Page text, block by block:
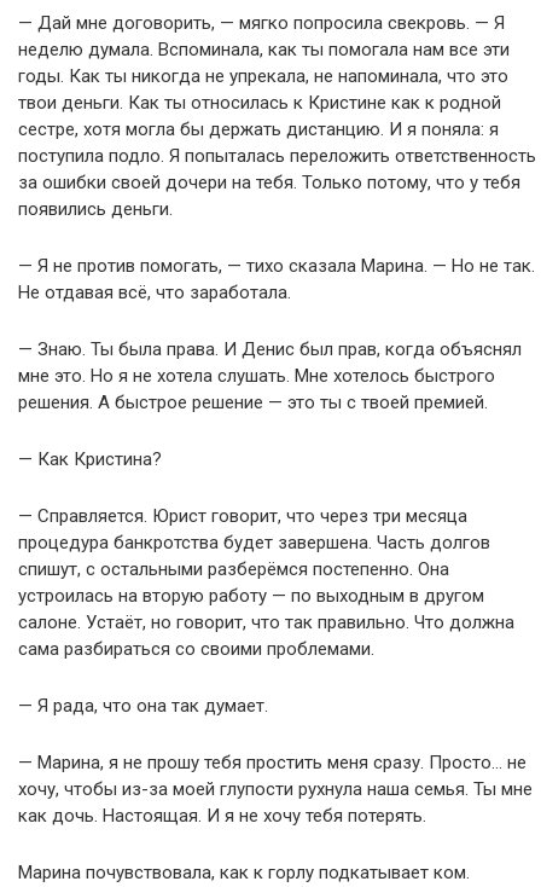
— Дай мне договорить, — мягко попросила свекровь. — Я
неделю думала. Вспоминала, как ты помогала нам все эти
годы. Как ты никогда не упрекала, не напоминала, что это
твои деньги. Как ты относилась к Кристине как к родной
сестре, хотя могла бы держать дистанцию. И я поняла: я
поступила подло. Я попыталась переложить ответственность
за ошибки своей дочери на тебя. Только потому, что у тебя
появились деньги.
— Я не против помогать, — тихо сказала Марина. — Но не так.
Не отдавая всё, что заработала.
— Знаю. Ты была права. И Денис был прав, когда объяснял
мне это. Но я не хотела слушать. Мне хотелось быстрого
решения. А быстрое решение — это ты с твоей премией.
— Как Кристина?
— Справляется. Юрист говорит, что через три месяца
процедура банкротства будет завершена. Часть долгов
спишут, с остальными разберёмся постепенно. Она
устроилась на вторую работу — по выходным в другом
салоне. Устаёт, но говорит, что так правильно. Что должна
сама разбираться со своими проблемами.
— Я рада, что она так думает.
— Марина, я не прошу тебя простить меня сразу. Просто… не
хочу, чтобы из-за моей глупости рухнула наша семья. Ты мне
как дочь. Настоящая. И я не хочу тебя потерять.
Марина почувствовала, как к горлу подкатывает ком.